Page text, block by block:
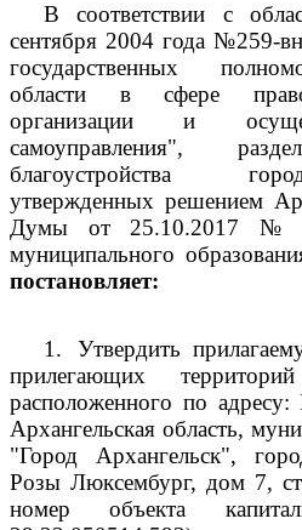
В соответствии с
сентября 2004 года №259-
государственных
области в сфере
организации и
самоуправления",
благоустройства
утвержденных решением
Думы от 25.10.2017 №
муниципального
постановляет:
1.
Утвердить
прилегающих
расположенного по адресу:
Архангельская область,
"Город Архангельск",
Розы Люксембург, дом 7,
номер объекта